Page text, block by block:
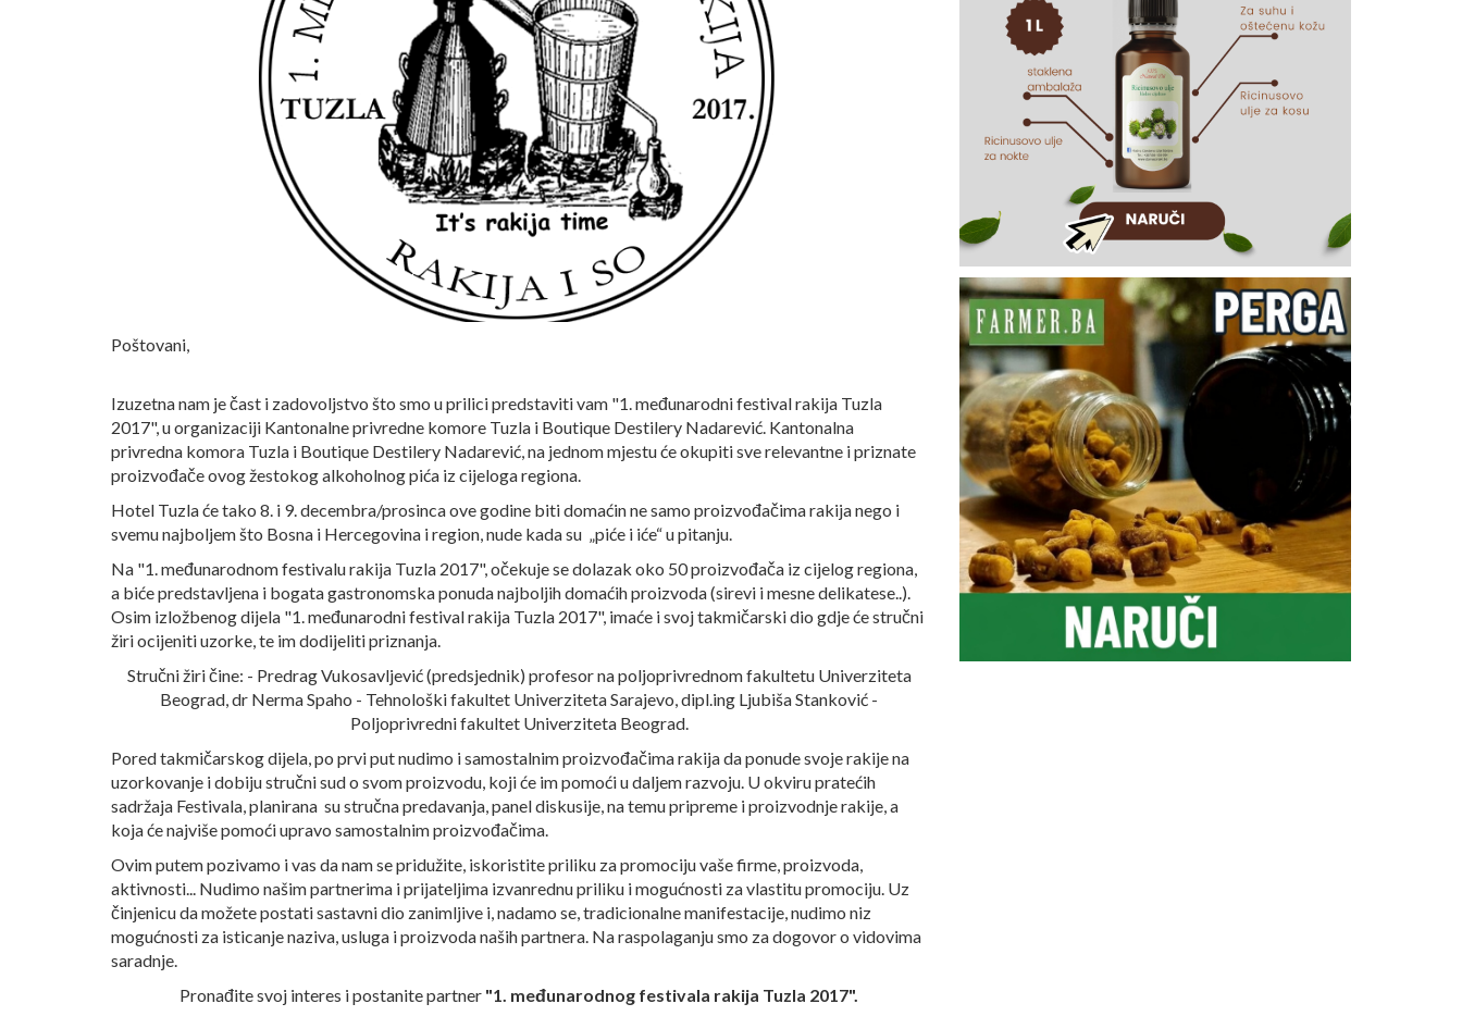
Poštovani,
Izuzetna nam je čast i zadovoljstvo što smo u prilici predstaviti vam "1. međunarodni festival rakija Tuzla
2017", u organizaciji Kantonalne privredne komore Tuzla i Boutique Destilery Nadarević. Kantonalna
privredna komora Tuzla i Boutique Destilery Nadarević, na jednom mjestu će okupiti sve relevantne i priznate
proizvođače ovog žestokog alkoholnog pića iz cijeloga regiona.
Hotel Tuzla će tako 8. i 9. decembra/prosinca ove godine biti domaćin ne samo proizvođačima rakija nego i
svemu najboljem što Bosna i Hercegovina i region, nude kada su „piće i iće“ u pitanju.
Na "1. međunarodnom festivalu rakija Tuzla 2017", očekuje se dolazak oko 50 proizvođača iz cijelog regiona,
a biće predstavljena i bogata gastronomska ponuda najboljih domaćih proizvoda (sirevi i mesne delikatese..).
Osim izložbenog dijela "1. međunarodni festival rakija Tuzla 2017", imaće i svoj takmičarski dio gdje će stručni
žiri ocijeniti uzorke, te im dodijeliti priznanja.
Stručni žiri čine: - Predrag Vukosavljević (predsjednik) profesor na poljoprivrednom fakultetu Univerziteta
Beograd, dr Nerma Spaho - Tehnološki fakultet Univerziteta Sarajevo, dipl.ing Ljubiša Stanković -
Poljoprivredni fakultet Univerziteta Beograd.
Pored takmičarskog dijela, po prvi put nudimo i samostalnim proizvođačima rakija da ponude svoje rakije na
uzorkovanje i dobiju stručni sud o svom proizvodu, koji će im pomoći u daljem razvoju. U okviru pratećih
sadržaja Festivala, planirana su stručna predavanja, panel diskusije, na temu pripreme i proizvodnje rakije, a
koja će najviše pomoći upravo samostalnim proizvođačima.
Ovim putem pozivamo i vas da nam se pridužite, iskoristite priliku za promociju vaše firme, proizvoda,
aktivnosti... Nudimo našim partnerima i prijateljima izvanrednu priliku i mogućnosti za vlastitu promociju. Uz
činjenicu da možete postati sastavni dio zanimljive i, nadamo se, tradicionalne manifestacije, nudimo niz
mogućnosti za isticanje naziva, usluga i proizvoda naših partnera. Na raspolaganju smo za dogovor o vidovima
saradnje.
Pronađite svoj interes i postanite partner "1. međunarodnog festivala rakija Tuzla 2017".